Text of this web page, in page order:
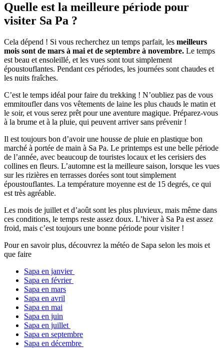
Quelle est la meilleure période pour
visiter Sa Pa ?
Cela dépend ! Si vous recherchez un temps parfait, les meilleurs
mois sont de mars à mai et de septembre à novembre. Le temps
est beau et ensoleillé, et les vues sont tout simplement
époustouflantes. Pendant ces périodes, les journées sont chaudes et
les nuits fraîches.
C’est le temps idéal pour faire du trekking ! N’oubliez pas de vous
emmitoufler dans vos vêtements de laine les plus chauds le matin et
le soir, et vous serez prêt pour une aventure magique. Préparez-vous
à la brume et à la pluie, qui peuvent arriver sans prévenir !
Il est toujours bon d’avoir une housse de pluie en plastique bon
marché à portée de main à Sa Pa. Le printemps est une belle période
de l’année, avec beaucoup de touristes locaux et les cerisiers des
collines en fleurs. L’automne est la meilleure saison, lorsque les vues
sur les rizières en terrasses dorées sont tout simplement
époustouflantes. La température moyenne est de 15 degrés, ce qui
est très agréable.
Les mois de juillet et d’août sont les plus pluvieux, mais même dans
ces conditions, le temps reste assez doux. L’hiver à Sa Pa est assez
froid, mais c’est toujours une bonne période pour visiter !
Pour en savoir plus, découvrez la météo de Sapa selon les mois et
que faire
Sapa en janvier
Sapa en février
Sapa en mars
Sapa en avril
Sapa en mai
Sapa en juin
Sapa en juillet
Sapa en septembre
Sapa en décembre